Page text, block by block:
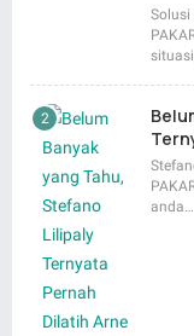
Solusi
situasi
anda…